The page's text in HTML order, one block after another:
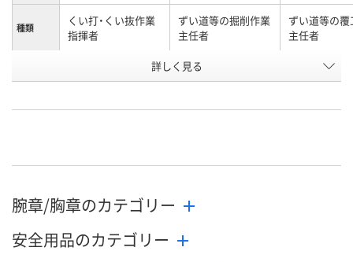
種類
くい打・くい抜作業
指揮者
ずい道等の掘削作業
主任者
ずい道等の
主任者
P722548 P722546
カゴへ
詳しく見る
腕章/胸章のカテゴリー
安全用品のカテゴリー